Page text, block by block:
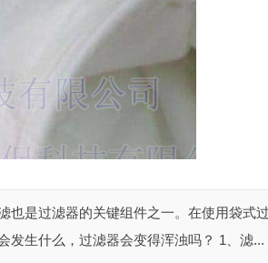
是过滤器的关键组件之一。在使用袋式
发生什么，过滤器会变得浑浊吗？ 1、滤...